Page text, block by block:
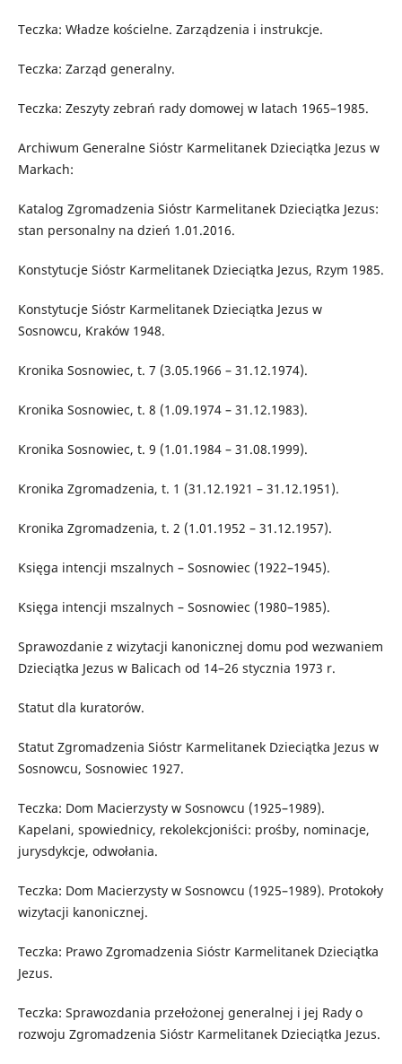
Teczka: Władze kościelne. Zarządzenia i instrukcje.
Teczka: Zarząd generalny.
Teczka: Zeszyty zebrań rady domowej w latach 1965–1985.
Archiwum Generalne Sióstr Karmelitanek Dzieciątka Jezus w
Markach:
Katalog Zgromadzenia Sióstr Karmelitanek Dzieciątka Jezus:
stan personalny na dzień 1.01.2016.
Konstytucje Sióstr Karmelitanek Dzieciątka Jezus, Rzym 1985.
Konstytucje Sióstr Karmelitanek Dzieciątka Jezus w
Sosnowcu, Kraków 1948.
Kronika Sosnowiec, t. 7 (3.05.1966 – 31.12.1974).
Kronika Sosnowiec, t. 8 (1.09.1974 – 31.12.1983).
Kronika Sosnowiec, t. 9 (1.01.1984 – 31.08.1999).
Kronika Zgromadzenia, t. 1 (31.12.1921 – 31.12.1951).
Kronika Zgromadzenia, t. 2 (1.01.1952 – 31.12.1957).
Księga intencji mszalnych – Sosnowiec (1922–1945).
Księga intencji mszalnych – Sosnowiec (1980–1985).
Sprawozdanie z wizytacji kanonicznej domu pod wezwaniem
Dzieciątka Jezus w Balicach od 14–26 stycznia 1973 r.
Statut dla kuratorów.
Statut Zgromadzenia Sióstr Karmelitanek Dzieciątka Jezus w
Sosnowcu, Sosnowiec 1927.
Teczka: Dom Macierzysty w Sosnowcu (1925–1989).
Kapelani, spowiednicy, rekolekcjoniści: prośby, nominacje,
jurysdykcje, odwołania.
Teczka: Dom Macierzysty w Sosnowcu (1925–1989). Protokoły
wizytacji kanonicznej.
Teczka: Prawo Zgromadzenia Sióstr Karmelitanek Dzieciątka
Jezus.
Teczka: Sprawozdania przełożonej generalnej i jej Rady o
rozwoju Zgromadzenia Sióstr Karmelitanek Dzieciątka Jezus.